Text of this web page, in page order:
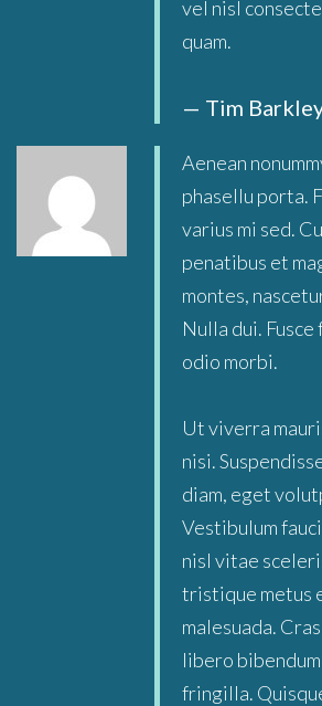
vel nisl
quam.
Tim
Aenean
phasellu porta.
varius mi sed.
penatibus et
montes,
Nulla dui.
odio morbi.
Ut viverra
nisi.
diam, eget
Vestibulum
nisl vitae
tristique metus
malesuada.
libero
fringilla.